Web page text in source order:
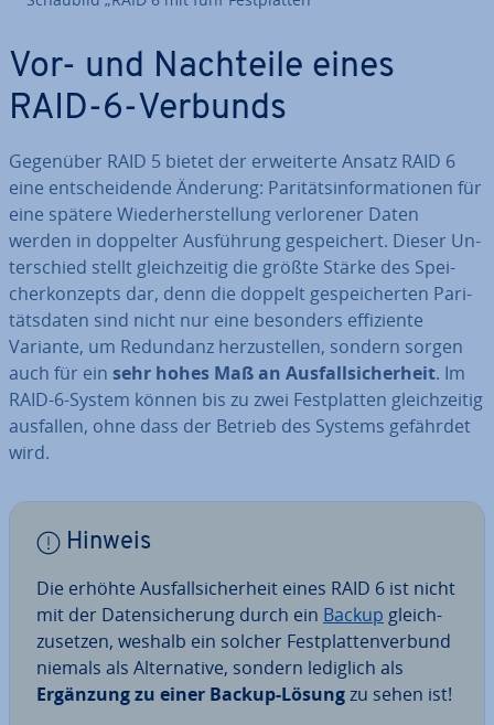
Vor- und Nachteile eines
RAID-6-Verbunds
Gegenüber RAID 5 bietet der er­wei­ter­te Ansatz RAID 6
eine ent­schei­den­de Änderung: Pa­ri­täts­in­for­ma­tio­nen für
eine spätere Wie­der­her­stel­lung ver­lo­re­ner Daten
werden in doppelter Aus­füh­rung ge­spei­chert. Dieser Un­
ter­schied stellt gleich­zei­tig die größte Stärke des Spei­
cher­kon­zepts dar, denn die doppelt ge­spei­cher­ten Pa­ri­
täts­da­ten sind nicht nur eine besonders ef­fi­zi­en­te
Variante, um Redundanz her­zu­stel­len, sondern sorgen
auch für ein sehr hohes Maß an Aus­fall­si­cher­heit. Im
RAID-6-System können bis zu zwei Fest­plat­ten gleich­zei­tig
ausfallen, ohne dass der Betrieb des Systems gefährdet
wird.
Hinweis
Die erhöhte Aus­fall­si­cher­heit eines RAID 6 ist nicht
mit der Da­ten­si­che­rung durch ein Backup gleich­
zu­set­zen, weshalb ein solcher Fest­plat­ten­ver­bund
niemals als Al­ter­na­ti­ve, sondern lediglich als
Ergänzung zu einer Backup-Lösungzu sehen ist!